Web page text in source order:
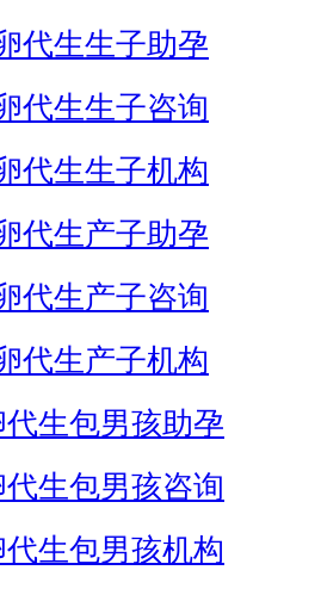
代生生子助孕
代生生子咨询
代生生子机构
代生产子助孕
代生产子咨询
代生产子机构
生包男孩助孕
生包男孩咨询
生包男孩机构